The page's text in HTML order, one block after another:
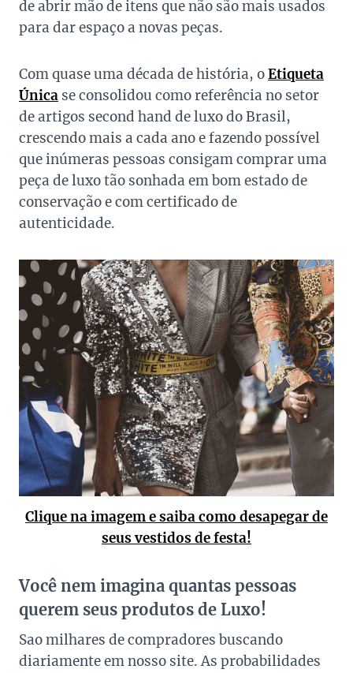
de abrir mão de itens que não são mais usados
para dar espaço a novas peças.
Com quase uma década de história, oEtiqueta
Única se consolidou como referência no setor
de artigos second hand de luxo do Brasil,
crescendo mais a cada ano e fazendo possível
que inúmeras pessoas consigam comprar uma
peça de luxo tão sonhada em bom estado de
conservação e com certificado de
autenticidade.
Clique na imagem e saiba como desapegar de
seus vestidos de festa!
Você nem imagina quantas pessoas
querem seus produtos de Luxo!
Sao milhares de compradores buscando
diariamente em nosso site. As probabilidades